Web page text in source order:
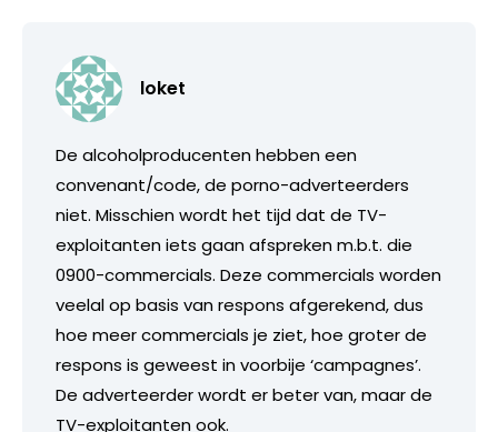
loket
De alcoholproducenten hebben een
convenant/code, de porno-adverteerders
niet. Misschien wordt het tijd dat de TV-
exploitanten iets gaan afspreken m.b.t. die
0900-commercials. Deze commercials worden
veelal op basis van respons afgerekend, dus
hoe meer commercials je ziet, hoe groter de
respons is geweest in voorbije ‘campagnes’.
De adverteerder wordt er beter van, maar de
TV-exploitanten ook.